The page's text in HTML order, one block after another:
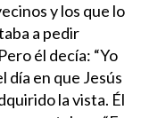
y los que lo
a pedir
él decía: “Yo
día en que Jesús
la vista. Él